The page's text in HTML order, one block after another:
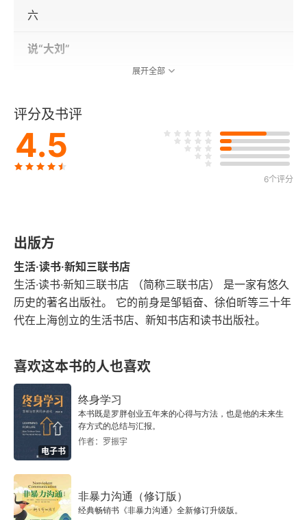
六
说“大刘”
海昏侯刘贺得的是什么病？
羹颉侯、东昏家与海昏侯爵号
彭蠡泽畔的落日斜晖——海昏县名释义
一 为什么要谈这一问题
二 “海昏”其地与相关地域的方位关系
海昏侯墓园与西汉长安城平面布局形态
一 西汉长安的宫城
二 海昏侯墓园
三 西汉帝王的陵园
四 回看长安城的平面布局形态
展开全部
评分及书评
4.5
6个评分
出版方
生活·读书·新知三联书店
生活·读书·新知三联书店 （简称三联书店） 是一家有悠久
历史的著名出版社。 它的前身是邹韬奋、徐伯昕等三十年
代在上海创立的生活书店、新知书店和读书出版社。
喜欢这本书的人也喜欢
电子书
终身学习
本书既是罗胖创业五年来的心得与方法，也是他的未来生
存方式的总结与汇报。
作者：罗振宇
非暴力沟通（修订版）
经典畅销书《非暴力沟通》全新修订升级版。